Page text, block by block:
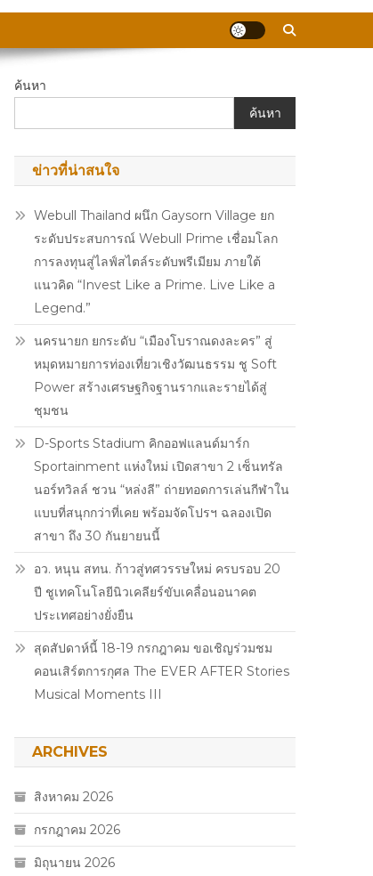
ค้นหา
ค้นหา
ข่าวที่น่าสนใจ
Webull Thailand ผนึก Gaysorn Village ยก
ระดับประสบการณ์ Webull Prime เชื่อมโลก
การลงทุนสู่ไลฟ์สไตล์ระดับพรีเมียม ภายใต้
แนวคิด “Invest Like a Prime. Live Like a
Legend.”
นครนายก ยกระดับ “เมืองโบราณดงละคร” สู่
หมุดหมายการท่องเที่ยวเชิงวัฒนธรรม ชู Soft
Power สร้างเศรษฐกิจฐานรากและรายได้สู่
ชุมชน
D-Sports Stadium คิกออฟแลนด์มาร์ก
Sportainment แห่งใหม่ เปิดสาขา 2 เซ็นทรัล
นอร์ทวิลล์ ชวน “หล่งลี” ถ่ายทอดการเล่นกีฬาใน
แบบที่สนุกกว่าที่เคย พร้อมจัดโปรฯ ฉลองเปิด
สาขา ถึง 30 กันยายนนี้
อว. หนุน สทน. ก้าวสู่ทศวรรษใหม่ ครบรอบ 20
ปี ชูเทคโนโลยีนิวเคลียร์ขับเคลื่อนอนาคต
ประเทศอย่างยั่งยืน
สุดสัปดาห์นี้ 18-19 กรกฎาคม ขอเชิญร่วมชม
คอนเสิร์ตการกุศล The EVER AFTER Stories
Musical Moments III
ARCHIVES
สิงหาคม 2026
กรกฎาคม 2026
มิถุนายน 2026